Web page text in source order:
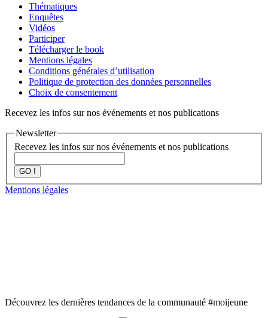
Thématiques
Enquêtes
Vidéos
Participer
Télécharger le book
Mentions légales
Conditions générales d’utilisation
Politique de protection des données personnelles
Choix de consentement
Recevez les infos sur nos événements et nos publications
Newsletter
Recevez les infos sur nos événements et nos publications
GO !
Mentions légales
Découvrez les dernières tendances de la communauté #moijeune